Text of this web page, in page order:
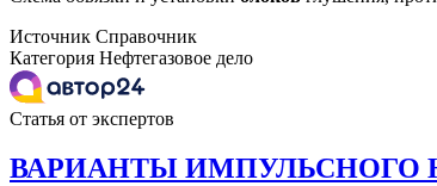
Источник Справочник
Категория Нефтегазовое дело
Статья от экспертов
ВАРИАНТЫ ИМПУЛЬСНОГО